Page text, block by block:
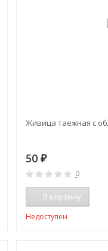
Живица таежная с
50 ₽
0
В корзину
Недоступен